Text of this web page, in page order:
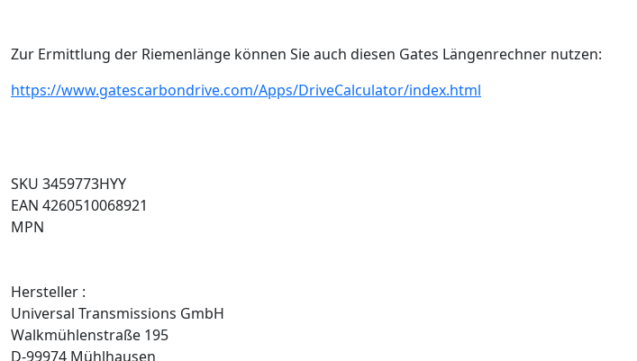
Zur Ermittlung der Riemenlänge können Sie auch diesen Gates Längenrechner nutzen:
https://www.gatescarbondrive.com/Apps/DriveCalculator/index.html
SKU 3459773HYY
EAN 4260510068921
MPN
Hersteller :
Universal Transmissions GmbH
Walkmühlenstraße 195
D-99974 Mühlhausen